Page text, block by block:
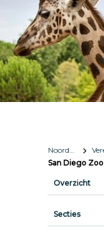
Noord-Amerika
San Diego Zoo
Overzicht
Secties